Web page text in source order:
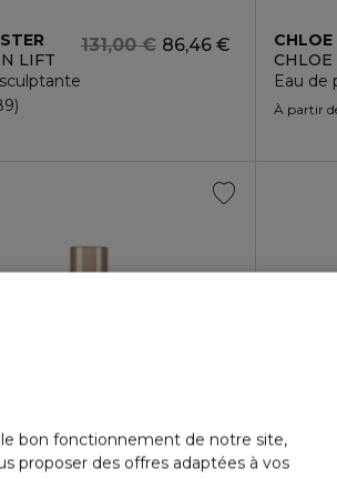
LIFT
86,46 €
131,00 €
CHLOE
Eau de
À partir
bon fonctionnement de notre site,
proposer des offres adaptées à vos